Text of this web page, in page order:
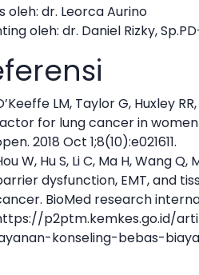
oleh: dr. Leorca Aurino
oleh: dr. Daniel Rizky,
LM, Taylor G, Huxley
for lung cancer in
2018 Oct 1;8(10):e021611.
W, Hu S, Li C, Ma H, Wang
dysfunction, EMT, and
BioMed research
p2ptm.kemkes.go.id/
konseling-bebas-